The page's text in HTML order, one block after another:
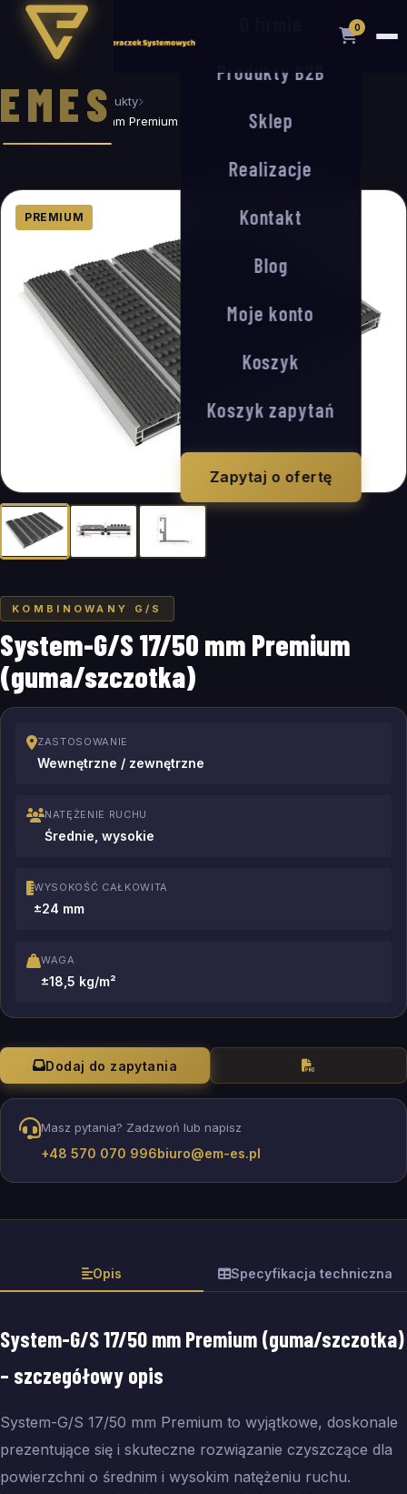
EMES
0
Produkty B2B
Sklep
Realizacje
Kontakt
Blog
Moje konto
Koszyk
Koszyk zapytań
Zapytaj o ofertę
Strona główna
Produkty
System-G/S 17/50 mm Premium (guma/szczotka)
PREMIUM
KOMBINOWANY G/S
System-G/S 17/50 mm Premium
(guma/szczotka)
ZASTOSOWANIE
Wewnętrzne / zewnętrzne
NATĘŻENIE RUCHU
Średnie, wysokie
WYSOKOŚĆ CAŁKOWITA
±24 mm
WAGA
±18,5 kg/m²
Dodaj do zapytania
Masz pytania? Zadzwoń lub napisz
+48 570 070 996biuro@em-es.pl
Opis Specyfikacja techniczna
System-G/S 17/50 mm Premium (guma/szczotka)
– szczegółowy opis
System-G/S 17/50 mm Premium to wyjątkowe, doskonale
prezentujące się i skuteczne rozwiązanie czyszczące dla
powierzchni o średnim i wysokim natężeniu ruchu.